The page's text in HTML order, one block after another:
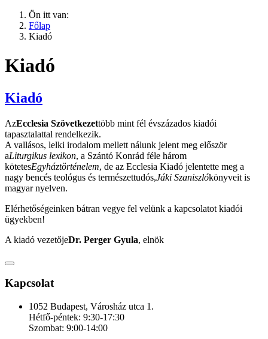
Ön itt van:
Főlap
Kiadó
Kiadó
Kiadó
AzEcclesia Szövetkezettöbb mint fél évszázados kiadói
tapasztalattal rendelkezik.
A vallásos, lelki irodalom mellett nálunk jelent meg először
aLiturgikus lexikon, a Szántó Konrád féle három
kötetesEgyháztörténelem, de az Ecclesia Kiadó jelentette meg a
nagy bencés teológus és természettudós,Jáki Szaniszlókönyveit is
magyar nyelven.
Elérhetőségeinken bátran vegye fel velünk a kapcsolatot kiadói
ügyekben!
A kiadó vezetőjeDr. Perger Gyula, elnök
Kapcsolat
1052 Budapest, Városház utca 1.
Hétfő-péntek: 9:30-17:30
Szombat: 9:00-14:00